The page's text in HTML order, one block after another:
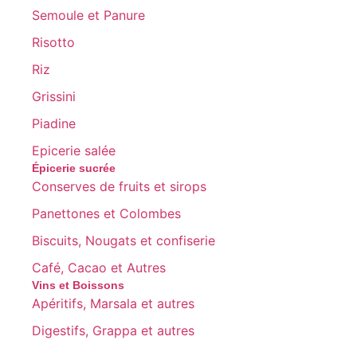
Semoule et Panure
Risotto
Riz
Grissini
Piadine
Epicerie salée
Épicerie sucrée
Conserves de fruits et sirops
Panettones et Colombes
Biscuits, Nougats et confiserie
Café, Cacao et Autres
Vins et Boissons
Apéritifs, Marsala et autres
Digestifs, Grappa et autres